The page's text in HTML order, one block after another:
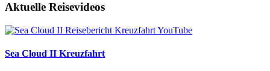
Aktuelle Reisevideos
Sea Cloud II Kreuzfahrt